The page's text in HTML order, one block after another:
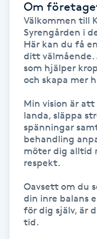
Färgning
Föning
Gel naglar
Gelenaglar
Gellack med
Om
Välkommen till
Syrengården i
Här kan du få
ditt välmående.
som hjälper
och skapa mer
Min vision är
landa, släppa
spänningar
behandling
möter dig alltid
respekt.
Oavsett om du
din inre balans
för dig själv, är
tid.